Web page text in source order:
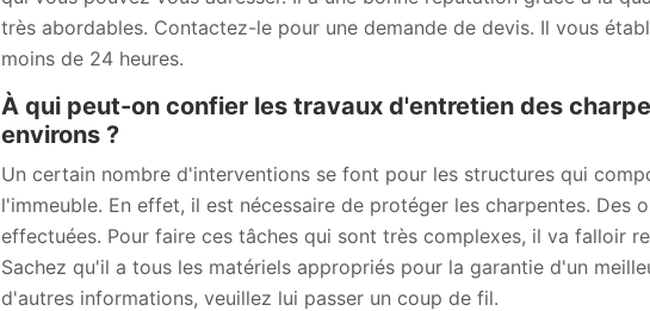
très abordables. Contactez-le pour une demande de devis. Il vous
moins de 24 heures.
À qui peut-on confier les travaux d'entretien des
environs ?
Un certain nombre d'interventions se font pour les structures qui
l'immeuble. En effet, il est nécessaire de protéger les charpentes. Des
effectuées. Pour faire ces tâches qui sont très complexes, il va falloir
Sachez qu'il a tous les matériels appropriés pour la garantie d'un
d'autres informations, veuillez lui passer un coup de fil.